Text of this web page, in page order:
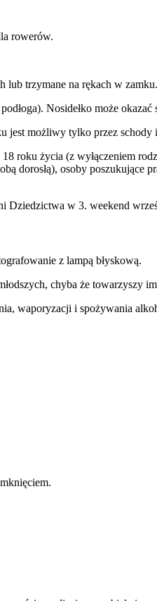
rowerów.
lub trzymane na rękach w zamku.
Nosidełko może okazać
jest możliwy tylko przez schody
roku życia (z wyłączeniem
dorosłą), osoby
Dziedzictwa w 3. weekend
z lampą błyskową.
chyba że towarzyszy
waporyzacji i spożywania